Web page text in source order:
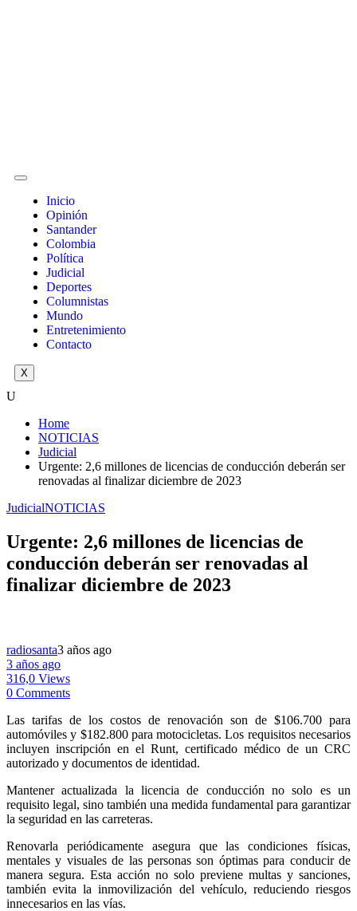
Inicio
Opinión
Santander
Colombia
Política
Judicial
Deportes
Columnistas
Mundo
Entretenimiento
Contacto
X
U
Home
NOTICIAS
Judicial
Urgente: 2,6 millones de licencias de conducción deberán ser
renovadas al finalizar diciembre de 2023
JudicialNOTICIAS
Urgente: 2,6 millones de licencias de
conducción deberán ser renovadas al
finalizar diciembre de 2023
radiosanta3 años ago
3 años ago
316,0 Views
0 Comments
Las tarifas de los costos de renovación son de $106.700 para
automóviles y $182.800 para motocicletas. Los requisitos necesarios
incluyen inscripción en el Runt, certificado médico de un CRC
autorizado y documentos de identidad.
Mantener actualizada la licencia de conducción no solo es un
requisito legal, sino también una medida fundamental para garantizar
la seguridad en las carreteras.
Renovarla periódicamente asegura que las condiciones físicas,
mentales y visuales de las personas son óptimas para conducir de
manera segura. Esta acción no solo previene multas y sanciones,
también evita la inmovilización del vehículo, reduciendo riesgos
innecesarios en las vías.